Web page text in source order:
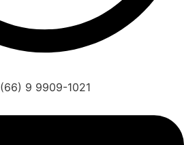
(66) 9 9909-1021